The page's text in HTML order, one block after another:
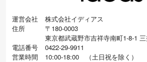
運営会社
株式会社イディアス
住所
〒180-0003
東京都武蔵野市吉祥寺南町1-8-1
電話番号
0422-29-9911
営業時間
10:00-18:00 （土日祝を除く）